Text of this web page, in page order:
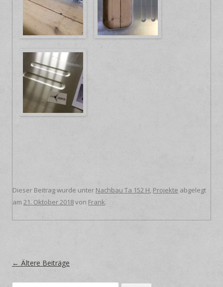
Dieser Beitrag wurde unter Nachbau Ta 152 H, Projekte abgelegt
am 21. Oktober 2018von Frank.
Beitrags-Navigation
← Ältere Beiträge